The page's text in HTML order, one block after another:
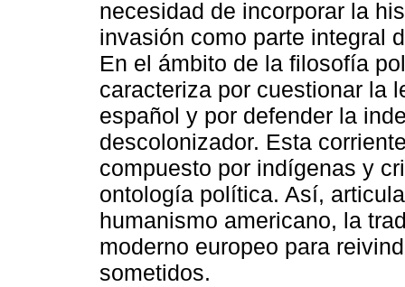
necesidad de incorporar la
invasión como parte integral
En el ámbito de la filosofía
caracteriza por cuestionar la
español y por defender la
descolonizador. Esta
compuesto por indígenas y
ontología política. Así,
humanismo americano, la
moderno europeo para
sometidos.